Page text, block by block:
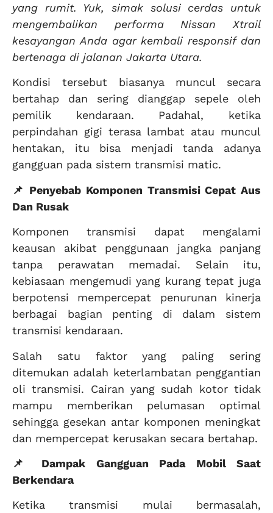
yang rumit. Yuk, simak solusi cerdas untuk
mengembalikan performa Nissan Xtrail
kesayangan Anda agar kembali responsif dan
bertenaga di jalanan Jakarta Utara.
Kondisi tersebut biasanya muncul secara
bertahap dan sering dianggap sepele oleh
pemilik kendaraan. Padahal, ketika
perpindahan gigi terasa lambat atau muncul
hentakan, itu bisa menjadi tanda adanya
gangguan pada sistem transmisi matic.
📌 Penyebab Komponen Transmisi Cepat Aus
Dan Rusak
Komponen transmisi dapat mengalami
keausan akibat penggunaan jangka panjang
tanpa perawatan memadai. Selain itu,
kebiasaan mengemudi yang kurang tepat juga
berpotensi mempercepat penurunan kinerja
berbagai bagian penting di dalam sistem
transmisi kendaraan.
Salah satu faktor yang paling sering
ditemukan adalah keterlambatan penggantian
oli transmisi. Cairan yang sudah kotor tidak
mampu memberikan pelumasan optimal
sehingga gesekan antar komponen meningkat
dan mempercepat kerusakan secara bertahap.
📌 Dampak Gangguan Pada Mobil Saat
Berkendara
Ketika transmisi mulai bermasalah,